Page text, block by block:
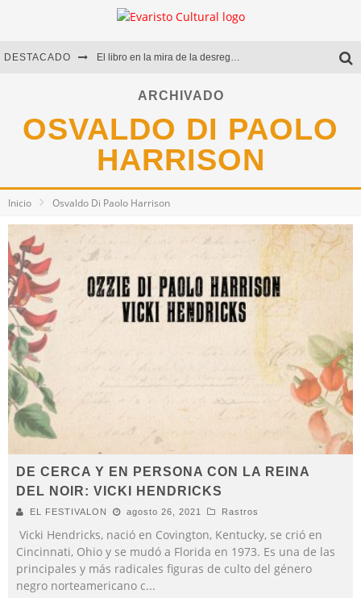
DESTACADO El libro en la mira de la desregulación
Marcelo Rubio | El llovedor
Diego Meret | Hotel Acapulco
Alejandra Correa | La nieve
ARCHIVADO
OSVALDO DI PAOLO
HARRISON
Inicio Osvaldo Di Paolo Harrison
DE CERCA Y EN PERSONA CON LA REINA
DEL NOIR: VICKI HENDRICKS
EL FESTIVALON agosto 26, 2021 Rastros
Vicki Hendricks, nació en Covington, Kentucky, se crió en
Cincinnati, Ohio y se mudó a Florida en 1973. Es una de las
principales y más radicales figuras de culto del género
negro norteamericano c...